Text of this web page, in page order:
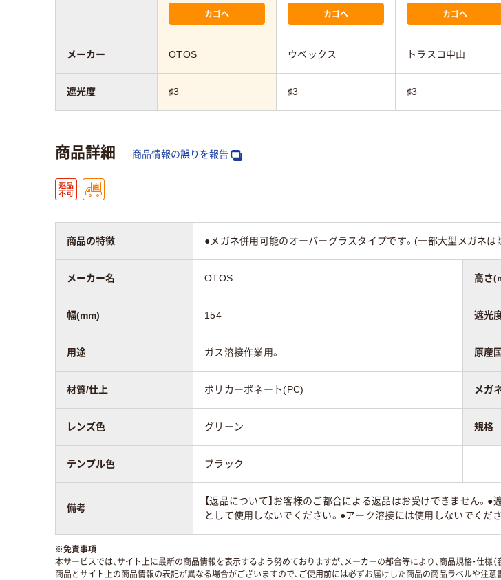
カゴへ カゴへ カゴへ
OTOS ウベックス トラスコ中山
♯3 ♯3 ♯3
メーカー
遮光度
商品詳細 商品情報の誤りを報告
商品の特徴 ●メガネ併用可能のオーバーグラスタイプです。(一部大型メガネは
メーカー名 OTOS 高さ
幅(mm) 154 遮光
用途 ガス溶接作業用。 原産国
材質/仕上 ポリカーボネート(PC) メガ
レンズ色 グリーン 規格
テンプル色 ブラック
備考
【返品について】お客様のご都合による返品はお受けできません
として使用しないでください。●アーク溶接には使用しないでくださ
※免責事項
本サービスでは、サイト上に最新の商品情報を表示するよう努めておりますが、メーカーの都合等により、商品規格・仕様
商品とサイト上の商品情報の表記が異なる場合がございますので、ご使用前には必ずお届けした商品の商品ラベルや注